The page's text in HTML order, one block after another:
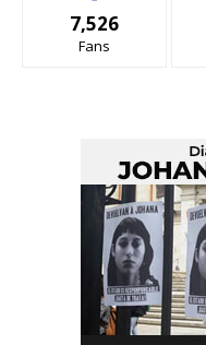
7,526
Fans